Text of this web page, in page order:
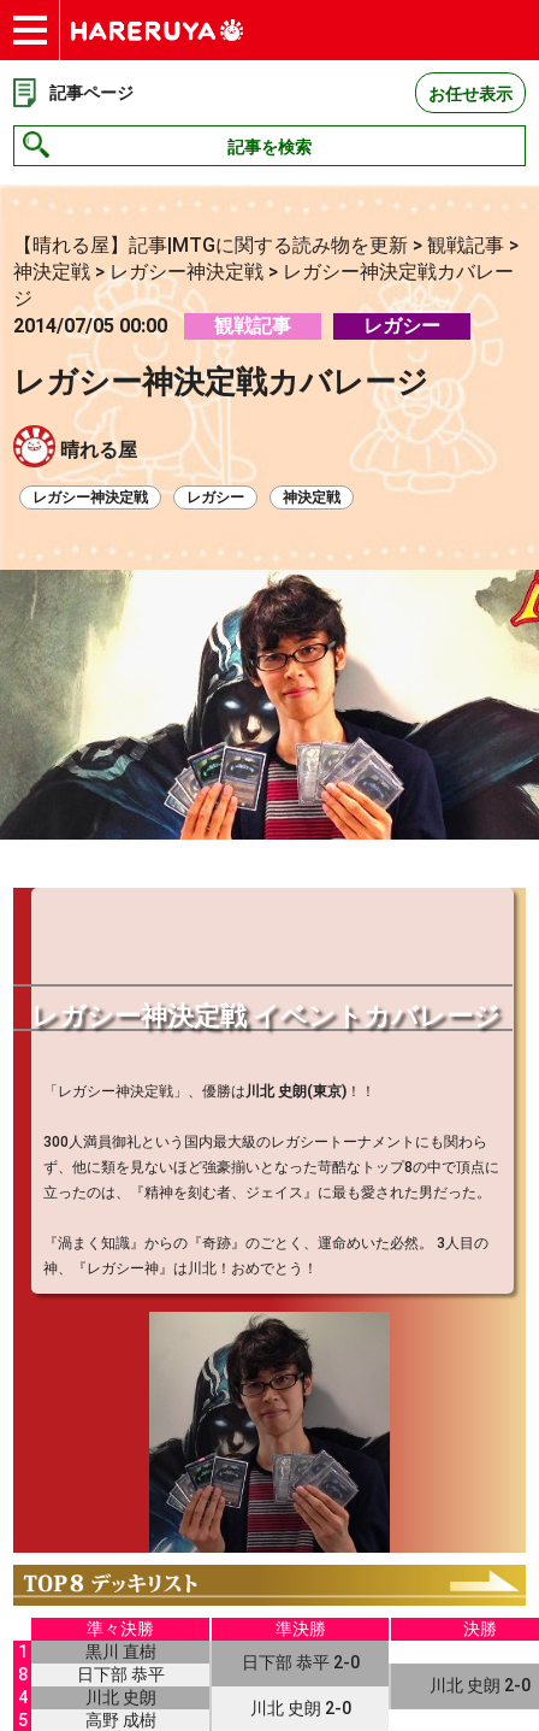
ショップ
買取
記事
デッキ検索
デッキ構築
選手一覧
店舗一覧
イベント
お問い合わせ
記事ページ お任せ表示
記事を検索
【晴れる屋】記事|MTGに関する読み物を更新 >観戦記事 >
神決定戦 >レガシー神決定戦 > レガシー神決定戦カバレー
ジ
2014/07/05 00:00
観戦記事 レガシー
レガシー神決定戦カバレージ
晴れる屋
レガシー神決定戦 レガシー 神決定戦
レガシー神決定戦 イベントカバレージ
「レガシー神決定戦」、優勝は 川北 史朗(東京) ！！
300人満員御礼という国内最大級のレガシートーナメントにも関わら
ず、他に類を見ないほど強豪揃いとなった苛酷なトップ8の中で頂点に
立ったのは、『精神を刻む者、ジェイス』に最も愛された男だった。
『渦まく知識』からの『奇跡』のごとく、運命めいた必然。 3人目の
神、『レガシー神』は川北！おめでとう！
準々決勝 準決勝
決勝
1
黒川 直樹
日下部 恭平 2-0
8 日下部 恭平
川北 史朗 2-0
4 川北 史朗
川北 史朗 2-0
5
高野 成樹